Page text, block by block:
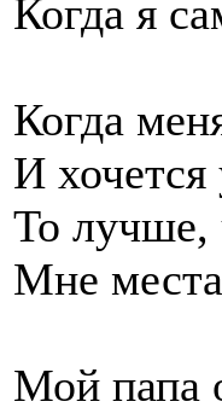
Когда я
Когда
И хочется
То лучше,
Мне
Мой папа